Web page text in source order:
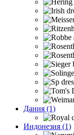
Дания (1)
Индонезия (1)